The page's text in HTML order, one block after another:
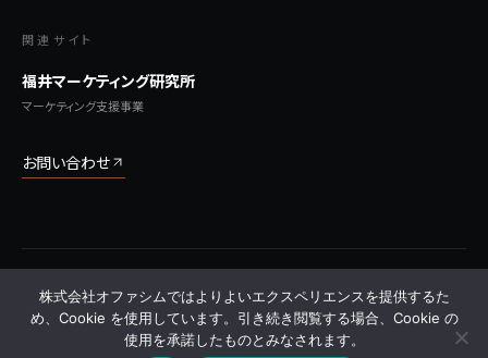
関連サイト
福井マーケティング研究所
マーケティング支援事業
お問い合わせ
© 2026 株式会社オファシム All Rights Reserved.
プライバシーポリシー利用規約 特定商取引法に基づく表記サイトマップ よくある質問
株式会社オファシムではよりよいエクスペリエンスを提供するた
め、Cookie を使用しています。引き続き閲覧する場合、Cookie の
使用を承諾したものとみなされます。